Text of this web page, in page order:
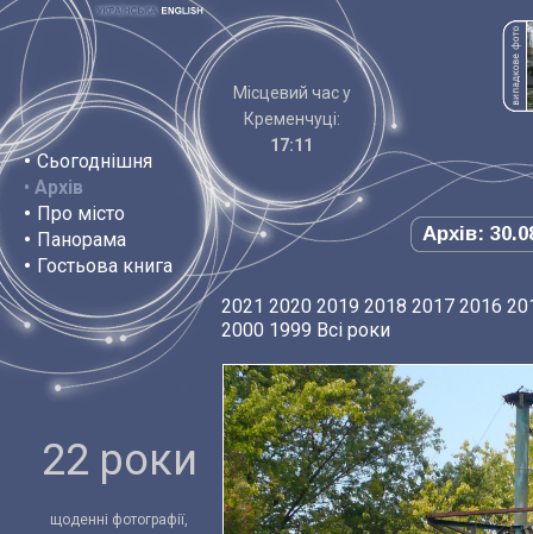
• Сьогоднішня
• Архів
• Про місто
• Панорама
• Гостьова книга
Місцевий час у
Кременчуці:
17:11
Архів:
22 роки
щоденні фотографії,
2021 2020 2019 2018 2017 2016
2000 1999 Всі роки